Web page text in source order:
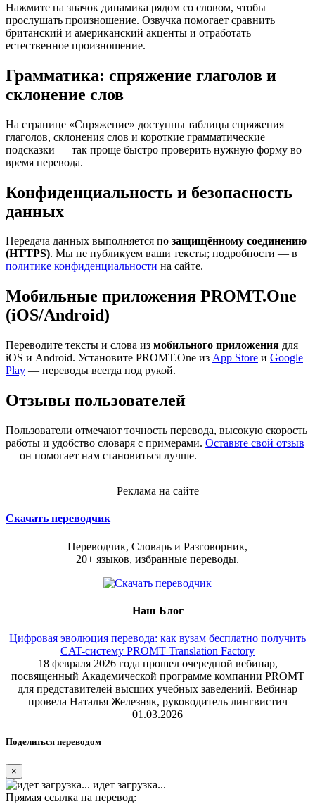
Нажмите на значок динамика рядом со словом, чтобы
прослушать произношение. Озвучка помогает сравнить
британский и американский акценты и отработать
естественное произношение.
Грамматика: спряжение глаголов и
склонение слов
На странице «Спряжение» доступны таблицы спряжения
глаголов, склонения слов и короткие грамматические
подсказки — так проще быстро проверить нужную форму во
время перевода.
Конфиденциальность и безопасность
данных
Передача данных выполняется по защищённому соединению
(HTTPS). Мы не публикуем ваши тексты; подробности — в
политике конфиденциальности на сайте.
Мобильные приложения PROMT.One
(iOS/Android)
Переводите тексты и слова из мобильного приложения для
iOS и Android. Установите PROMT.One из App Store и Google
Play — переводы всегда под рукой.
Отзывы пользователей
Пользователи отмечают точность перевода, высокую скорость
работы и удобство словаря с примерами. Оставьте свой отзыв
— он помогает нам становиться лучше.
Реклама на сайте
Скачать переводчик
Переводчик, Словарь и Разговорник,
20+ языков, избранные переводы.
Наш Блог
Цифровая эволюция перевода: как вузам бесплатно получить
CAT-систему PROMT Translation Factory
18 февраля 2026 года прошел очередной вебинар,
посвященный Академической программе компании PROMT
для представителей высших учебных заведений. Вебинар
провела Наталья Железняк, руководитель лингвистич
01.03.2026
Поделиться переводом
×
идет загрузка...
Прямая ссылка на перевод: